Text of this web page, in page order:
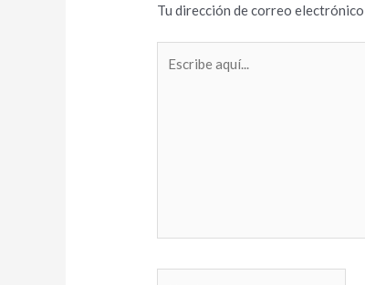
Tu dirección de correo
aquí...